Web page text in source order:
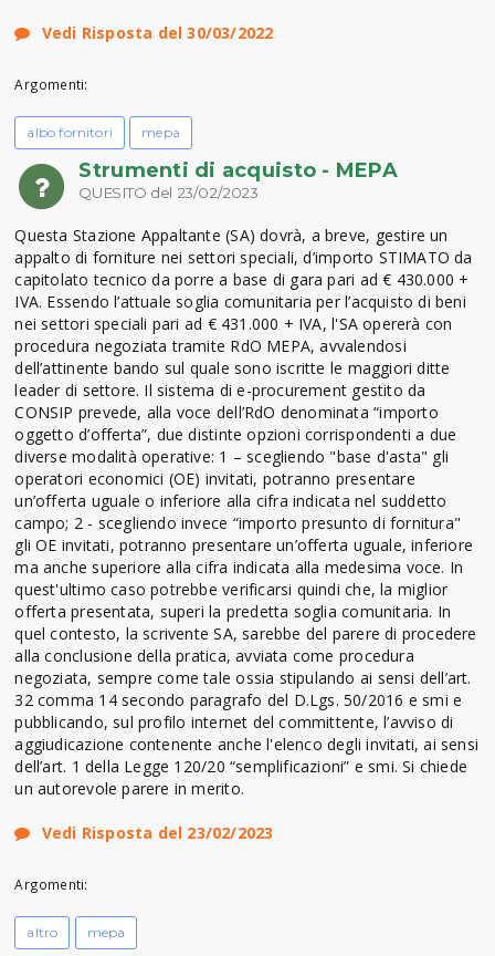
Vedi Risposta del 30/03/2022
Argomenti:
albo fornitori mepa
Strumenti di acquisto - MEPA
QUESITO del 23/02/2023
Questa Stazione Appaltante (SA) dovrà, a breve, gestire un
appalto di forniture nei settori speciali, d’importo STIMATO da
capitolato tecnico da porre a base di gara pari ad € 430.000 +
IVA. Essendo l’attuale soglia comunitaria per l’acquisto di beni
nei settori speciali pari ad € 431.000 + IVA, l'SA opererà con
procedura negoziata tramite RdO MEPA, avvalendosi
dell’attinente bando sul quale sono iscritte le maggiori ditte
leader di settore. Il sistema di e-procurement gestito da
CONSIP prevede, alla voce dell’RdO denominata “importo
oggetto d’offerta”, due distinte opzioni corrispondenti a due
diverse modalità operative: 1 – scegliendo "base d'asta" gli
operatori economici (OE) invitati, potranno presentare
un’offerta uguale o inferiore alla cifra indicata nel suddetto
campo; 2 - scegliendo invece “importo presunto di fornitura"
gli OE invitati, potranno presentare un’offerta uguale, inferiore
ma anche superiore alla cifra indicata alla medesima voce. In
quest'ultimo caso potrebbe verificarsi quindi che, la miglior
offerta presentata, superi la predetta soglia comunitaria. In
quel contesto, la scrivente SA, sarebbe del parere di procedere
alla conclusione della pratica, avviata come procedura
negoziata, sempre come tale ossia stipulando ai sensi dell’art.
32 comma 14 secondo paragrafo del D.Lgs. 50/2016 e smi e
pubblicando, sul profilo internet del committente, l’avviso di
aggiudicazione contenente anche l'elenco degli invitati, ai sensi
dell’art. 1 della Legge 120/20 “semplificazioni” e smi. Si chiede
un autorevole parere in merito.
Vedi Risposta del 23/02/2023
Argomenti:
altro mepa